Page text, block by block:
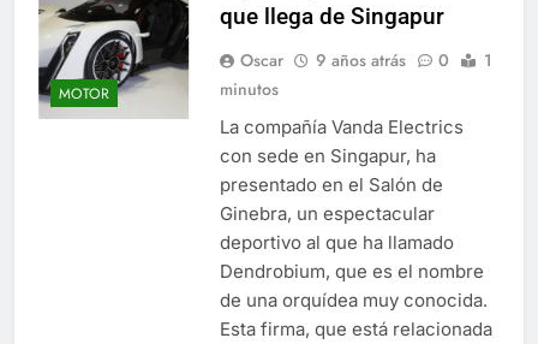
MOTOR
que llega de Singapur
Oscar 9 años atrás 0
1
minutos
La compañía Vanda Electrics
con sede en Singapur, ha
presentado en el Salón de
Ginebra, un espectacular
deportivo al que ha llamado
Dendrobium, que es el nombre
de una orquídea muy conocida.
Esta firma, que está relacionada